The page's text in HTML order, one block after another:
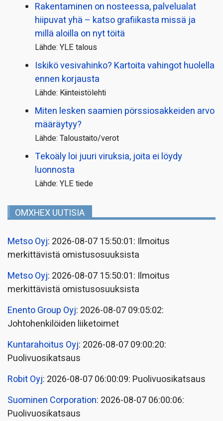
Rakentaminen on nosteessa, palvelualat
hiipuvat yhä – katso grafiikasta missä ja
millä aloilla on nyt töitä
Lähde: YLE talous
Iskikö vesivahinko? Kartoita vahingot huolella
ennen korjausta
Lähde: Kiinteistölehti
Miten lesken saamien pörssi­osakkeiden arvo
määräytyy?
Lähde: Taloustaito/verot
Tekoäly loi juuri viruksia, joita ei löydy
luonnosta
Lähde: YLE tiede
OMXHEX UUTISIA
Metso Oyj: 2026-08-07 15:50:01: Ilmoitus
merkittävistä omistusosuuksista
Metso Oyj: 2026-08-07 15:50:01: Ilmoitus
merkittävistä omistusosuuksista
Enento Group Oyj: 2026-08-07 09:05:02:
Johtohenkilöiden liiketoimet
Kuntarahoitus Oyj: 2026-08-07 09:00:20:
Puolivuosikatsaus
Robit Oyj: 2026-08-07 06:00:09: Puolivuosikatsaus
Suominen Corporation: 2026-08-07 06:00:06:
Puolivuosikatsaus